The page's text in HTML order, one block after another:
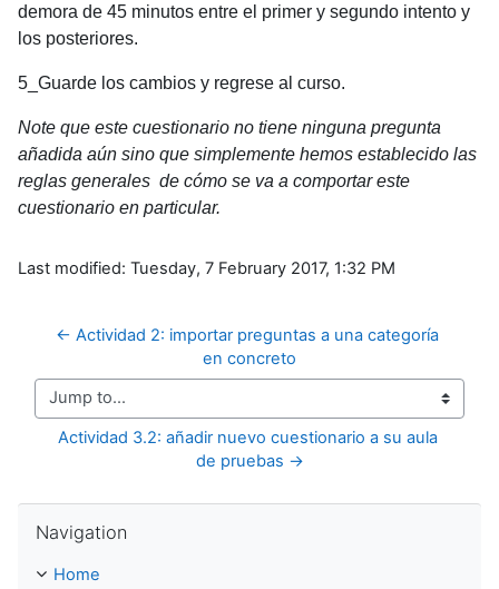
demora de 45 minutos entre el primer y segundo intento y
los posteriores.
5_Guarde los cambios y regrese al curso.
Note que este cuestionario no tiene ninguna pregunta
añadida aún sino que simplemente hemos establecido las
reglas generales de cómo se va a comportar este
cuestionario en particular.
Last modified: Tuesday, 7 February 2017, 1:32 PM
← Actividad 2: importar preguntas a una categoría
en concreto
Jump to...
Actividad 3.2: añadir nuevo cuestionario a su aula
de pruebas →
Navigation
Home